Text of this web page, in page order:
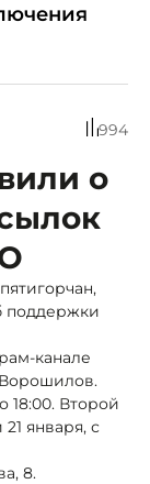
994
о
поддержки
канале
18:00. Второй
января, с
8.